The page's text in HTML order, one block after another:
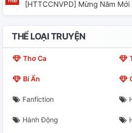
[HTTCCNVPD] Mừng Năm Mới
THỂ LOẠI TRUYỆN
Thơ Ca
Bí Ẩn
Fanfiction
Hành Động